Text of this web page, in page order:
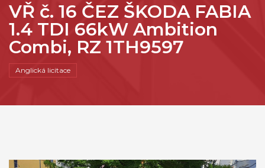
VŘ č. 16 ČEZ ŠKODA FABIA
1.4 TDI 66kW Ambition
Combi, RZ 1TH9597
Anglická licitace